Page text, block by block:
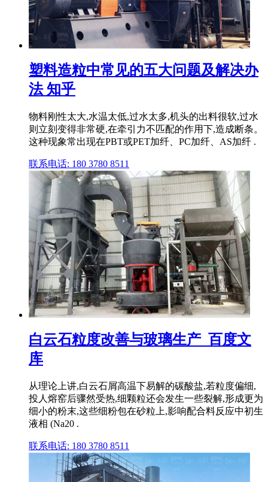
塑料造粒中常见的五大问题及解决办
法 知乎
物料刚性太大,水温太低,过水太多,机头的出料很软,过水
则立刻变得非常硬,在牵引力不匹配的作用下,造成断条。
这种现象常出现在PBT或PET加纤、PC加纤、AS加纤 .
联系电话: 180 3780 8511
白云石粒度改善与玻璃生产_百度文
库
从理论上讲,白云石屑高温下易解的碳酸盐,若粒度偏细,
投人熔窑后骤然受热,细颗粒还会发生一些裂解,形成更为
细小的粉末,这些细粉包在砂粒上,影响配合料反应中初生
液相 (Na20 .
联系电话: 180 3780 8511